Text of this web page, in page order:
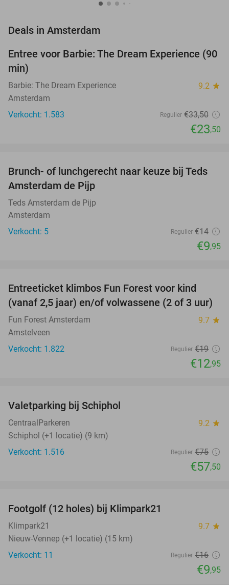
Deals in Amsterdam
30%
Entree voor Barbie: The Dream Experience (90
min)
Barbie: The Dream Experience 9.2 star
Amsterdam
Verkocht: 1.583
Regulier €33,50
€23,50
29%
TODAY
Brunch- of lunchgerecht naar keuze bij Teds
Amsterdam de Pijp
Teds Amsterdam de Pijp
Amsterdam
Verkocht: 5
Regulier €14
€9,95
Entreeticket klimbos Fun Forest voor kind
(vanaf 2,5 jaar) en/of volwassene (2 of 3 uur)
Fun Forest Amsterdam 9.7 star
Amstelveen
Verkocht: 1.822
Regulier €19
€12,95
Valetparking bij Schiphol
CentraalParkeren 9.2 star
Schiphol (+1 locatie) (9 km)
Verkocht: 1.516
Regulier €75
€57,50
NEW
TODAY
Footgolf (12 holes) bij Klimpark21
Klimpark21 9.7 star
Nieuw-Vennep (+1 locatie) (15 km)
Verkocht: 11
Regulier €16
€9,95